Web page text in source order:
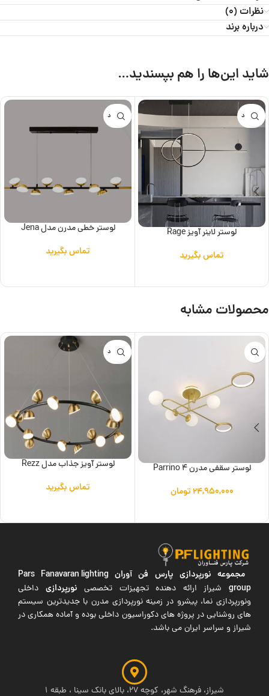
نظرات (0)
درباره برند
شاید این‌ها را هم بپسندید…
ناموجود
لوستر لاینر آویز Rage
تماس بگیرید
ناموجود
لوستر خطی مدرن مدل Jena
تماس بگیرید
محصولات مشابه
لوستر سقفی مدرن Parrino 4
۲۴,۹۵۰,۰۰۰تومان
ناموجود
لوستر آویز جذاب مدل Rezz
تماس بگیرید
مجموعه نورپردازی پارس فن آوران Pars Fanavaran lighting
groupشیراز ارائه دهنده تجهیزات تخصصی نورپردازی داخلی
ونورپردازی نما، پیشرو در زمینه نورپردازی مدرن با جدیدترین سیستم
های روشنایی در پروژه های دکوراسیون داخلی بوده و آماده همکاری در
شیراز و سراسر ایران می باشد.
شیراز، فرهنگ شهر، کوچه 27، بالای بانک سینا ، طبقه 1